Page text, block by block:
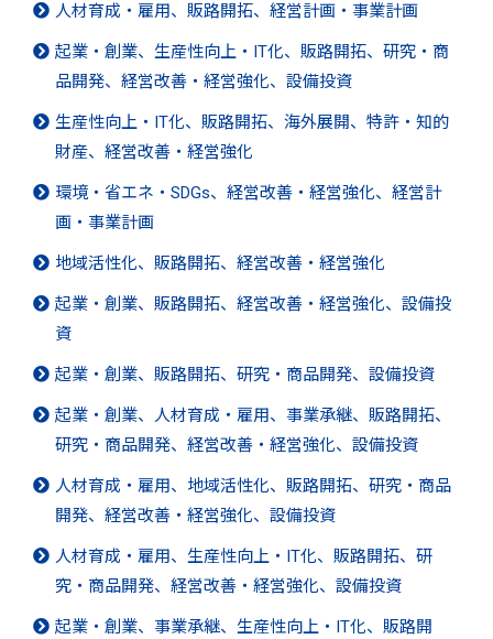
人材育成・雇用、販路開拓、経営計画・事業計画
起業・創業、生産性向上・IT化、販路開拓、研究・商
品開発、経営改善・経営強化、設備投資
生産性向上・IT化、販路開拓、海外展開、特許・知的
財産、経営改善・経営強化
環境・省エネ・SDGs、経営改善・経営強化、経営計
画・事業計画
地域活性化、販路開拓、経営改善・経営強化
起業・創業、販路開拓、経営改善・経営強化、設備投
資
起業・創業、販路開拓、研究・商品開発、設備投資
起業・創業、人材育成・雇用、事業承継、販路開拓、
研究・商品開発、経営改善・経営強化、設備投資
人材育成・雇用、地域活性化、販路開拓、研究・商品
開発、経営改善・経営強化、設備投資
人材育成・雇用、生産性向上・IT化、販路開拓、研
究・商品開発、経営改善・経営強化、設備投資
起業・創業、事業承継、生産性向上・IT化、販路開